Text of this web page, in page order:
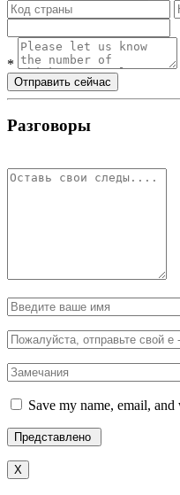
*
Отправить сейчас
Разговоры
Save my name, email,
X